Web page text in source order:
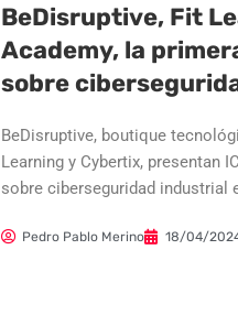
BeDisruptive, Fit
Academy, la
sobre
BeDisruptive, boutique
Learning y Cybertix, presentan
sobre ciberseguridad industrial
Pedro Pablo Merino 18/04/